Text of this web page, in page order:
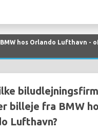
hos Orlando Lufthavn -
billeje fra BMW
Lufthavn?